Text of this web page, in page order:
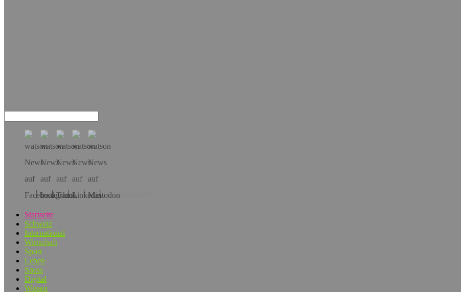
Hol dir die App!
Startseite
Schweiz
International
Wirtschaft
Sport
Leben
Spass
Digital
Wissen